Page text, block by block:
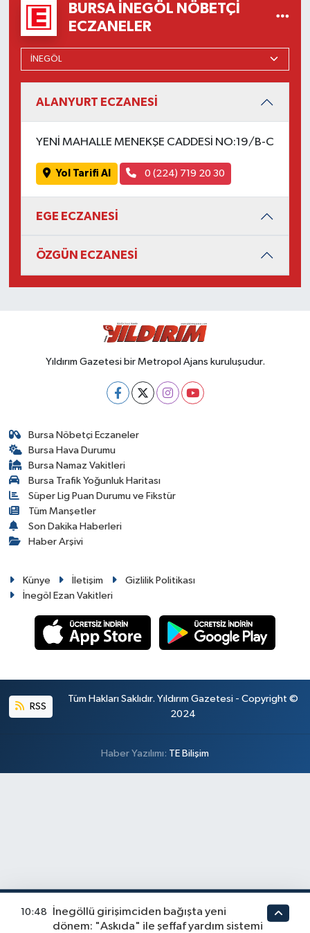
BURSA İNEGÖL NÖBETÇI
ECZANELER
ALANYURT ECZANESİ
YENİ MAHALLE MENEKŞE CADDESİ NO:19/B-C
Yol Tarifi Al 0 (224) 719 20 30
EGE ECZANESİ
ÖZGÜN ECZANESİ
Yıldırım Gazetesi bir Metropol Ajans kuruluşudur.
Bursa Nöbetçi Eczaneler
Bursa Hava Durumu
Bursa Namaz Vakitleri
Bursa Trafik Yoğunluk Haritası
Süper Lig Puan Durumu ve Fikstür
Tüm Manşetler
Son Dakika Haberleri
Haber Arşivi
Künye İletişim
Gizlilik Politikası
İnegöl Ezan Vakitleri
RSS
Tüm Hakları Saklıdır. Yıldırım Gazetesi - Copyright ©
2024
Haber Yazılımı: TE Bilişim
10:48
İnegöllü girişimciden bağışta yeni
dönem: "Askıda" ile şeffaf yardım sistemi